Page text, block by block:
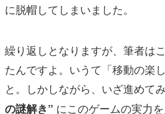
に脱帽してしまいました。
繰り返しとなりますが、筆者は
たんですよ。いうて「移動の楽
と。しかしながら、いざ進めて
の謎解き” にこのゲームの実力を